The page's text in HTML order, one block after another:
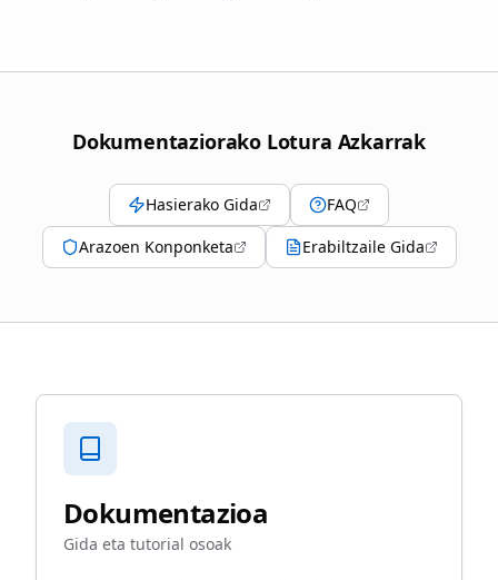
Dokumentaziorako Lotura Azkarrak
Hasierako Gida
FAQ
Arazoen Konponketa
Erabiltzaile Gida
Dokumentazioa
Gida eta tutorial osoak